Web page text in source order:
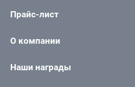
Прайс-лист
О компании
Наши награды